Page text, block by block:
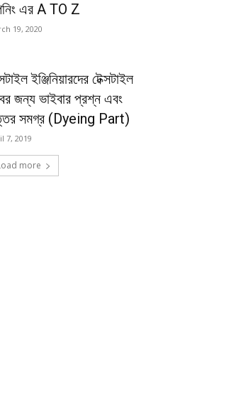
এর A TO Z
19, 2020
ইঞ্জিনিয়ারদের টেক্সটাইল
জন্য ভাইবার প্রশ্ন এবং
সমগ্র (Dyeing Part)
7, 2019
more